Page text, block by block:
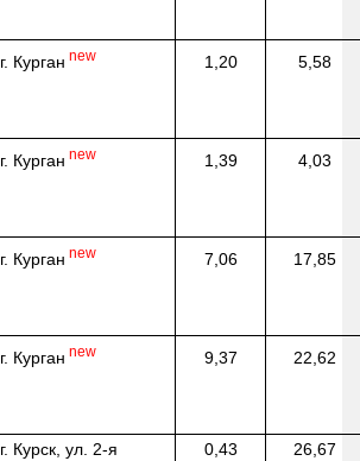
г. Курган new 1,20 5,58
г. Курган new 1,39 4,03
г. Курган new 7,06 17,85
г. Курган new 9,37 22,62
г. Курск, ул. 2-я
0,43 26,67